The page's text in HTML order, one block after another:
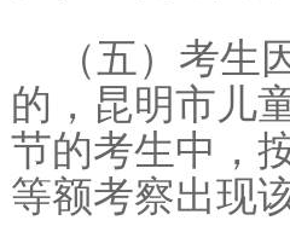
（五）考
的，昆明市儿
节的考生中，
等额考察出现